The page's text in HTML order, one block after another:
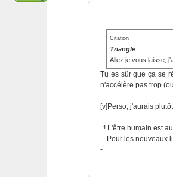
Citation
Triangle
Allez je vous laisse,
Tu es sûr que ça se
n'accélère pas trop
[v]Perso, j'aurais
.:! L'être humain est
-- Pour les nouveaux
-